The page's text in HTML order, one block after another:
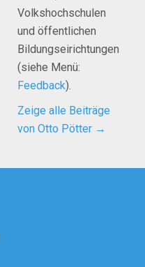
Volkshochschulen
und öffentlichen
Bildungseirichtungen
(siehe Menü:
Feedback).
Zeige alle Beiträge
von Otto Pötter →